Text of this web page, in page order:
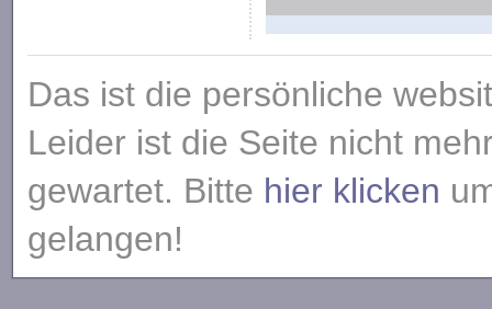
Das ist die persönliche
Leider ist die Seite nicht
gewartet. Bitte hier klicken
gelangen!